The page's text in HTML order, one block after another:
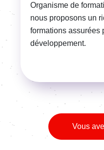
Organisme de
nous proposons un
formations assurées
développement.
Vous